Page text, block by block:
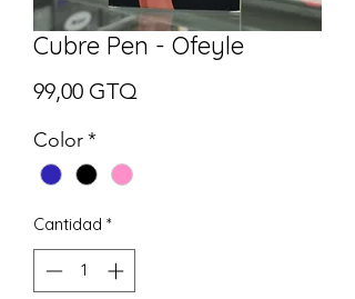
Cubre Pen - Ofeyle
99,00 GTQ
Color*
Cantidad *